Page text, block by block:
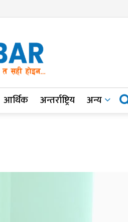
आर्थिक अन्तर्राष्ट्रिय अन्य